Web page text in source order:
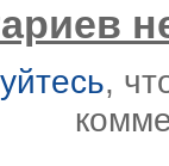
,